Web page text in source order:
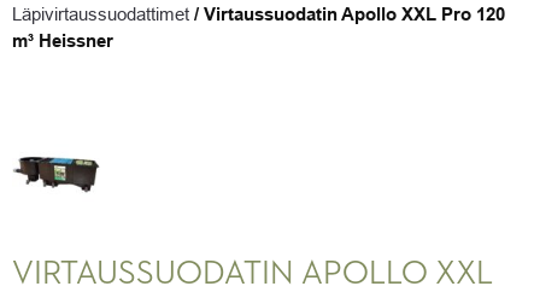
Läpivirtaussuodattimet / Virtaussuodatin Apollo XXL Pro 120
m³ Heissner
VIRTAUSSUODATIN APOLLO XXL